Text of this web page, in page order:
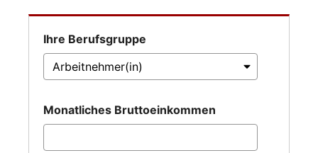
Ihre Berufsgruppe
Monatliches Bruttoeinkommen